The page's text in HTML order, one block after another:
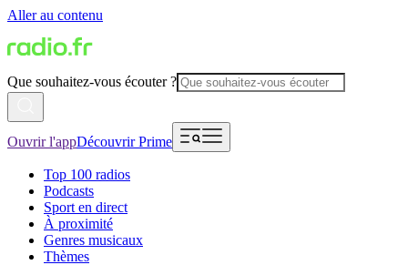
Aller au contenu
Que souhaitez-vous écouter ?
Ouvrir l'appDécouvrir Prime
Top 100 radios
Podcasts
Sport en direct
À proximité
Genres musicaux
Thèmes